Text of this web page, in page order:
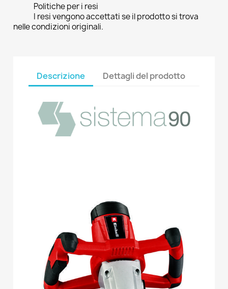
Politiche per i resi
I resi vengono accettati se il prodotto si trova
nelle condizioni originali.
Descrizione Dettagli del prodotto